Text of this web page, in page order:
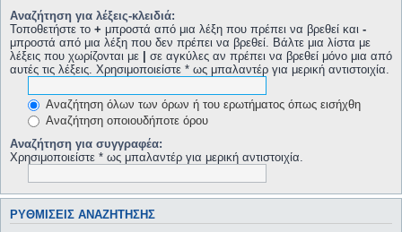
Αναζήτηση για λέξεις-κλειδιά:
Τοποθετήστε το + μπροστά από μια λέξη που πρέπει να βρεθεί και -
μπροστά από μια λέξη που δεν πρέπει να βρεθεί. Βάλτε μια λίστα με
λέξεις που χωρίζονται με | σε αγκύλες αν πρέπει να βρεθεί μόνο μια από
αυτές τις λέξεις. Χρησιμοποιείστε * ως μπαλαντέρ για μερική αντιστοιχία.
Αναζήτηση όλων των όρων ή του ερωτήματος όπως εισήχθη
Αναζήτηση οποιουδήποτε όρου
Αναζήτηση για συγγραφέα:
Χρησιμοποιείστε * ως μπαλαντέρ για μερική αντιστοιχία.
ΡΥΘΜΊΣΕΙΣ ΑΝΑΖΉΤΗΣΗΣ